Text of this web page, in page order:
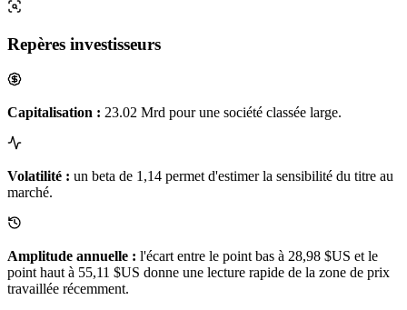
Repères investisseurs
Capitalisation : 23.02 Mrd pour une société classée large.
Volatilité : un beta de 1,14 permet d'estimer la sensibilité du titre au
marché.
Amplitude annuelle : l'écart entre le point bas à 28,98 $US et le
point haut à 55,11 $US donne une lecture rapide de la zone de prix
travaillée récemment.